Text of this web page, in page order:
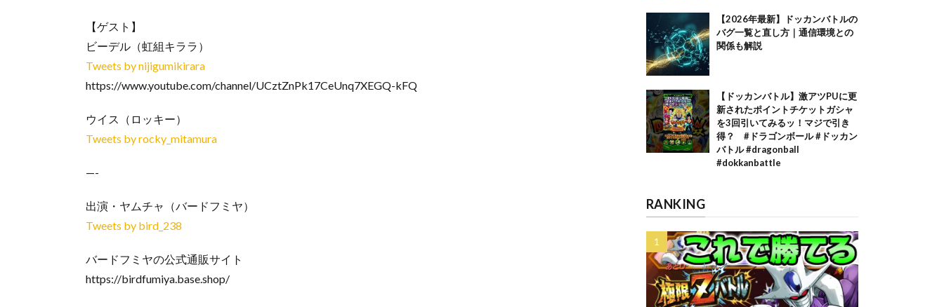
【ゲスト】
ビーデル（虹組キララ）
Tweets by nijigumikirara
https://www.youtube.com/channel/UCztZnPk17CeUnq7XEGQ-kFQ
ウイス（ロッキー）
Tweets by rocky_mitamura
—-
出演・ヤムチャ（バードフミヤ）
Tweets by bird_238
バードフミヤの公式通販サイト
https://birdfumiya.base.shop/
【2026年最新】ドッカンバトルの
バグ一覧と直し方｜通信環境との
関係も解説
【ドッカンバトル】激アツPUに更
新されたポイントチケットガシャ
を3回引いてみるッ！マジで引き
得？ #ドラゴンボール #ドッカン
バトル #dragonball
#dokkanbattle
RANKING